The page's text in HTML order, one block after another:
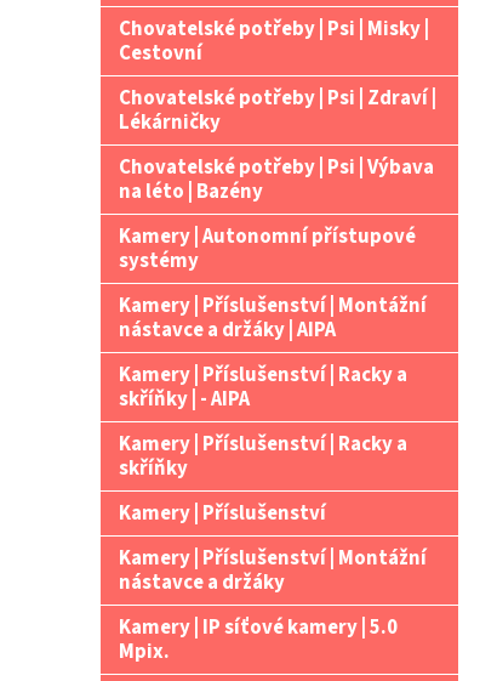
Chovatelské potřeby | Psi | Misky |
Cestovní
Chovatelské potřeby | Psi | Zdraví |
Lékárničky
Chovatelské potřeby | Psi | Výbava
na léto | Bazény
Kamery | Autonomní přístupové
systémy
Kamery | Příslušenství | Montážní
nástavce a držáky | AIPA
Kamery | Příslušenství | Racky a
skříňky | - AIPA
Kamery | Příslušenství | Racky a
skříňky
Kamery | Příslušenství
Kamery | Příslušenství | Montážní
nástavce a držáky
Kamery | IP síťové kamery | 5.0
Mpix.